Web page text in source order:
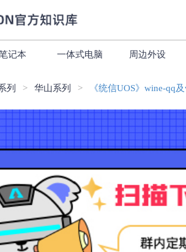
记本 一体式电脑 周边外设
列 华山系列